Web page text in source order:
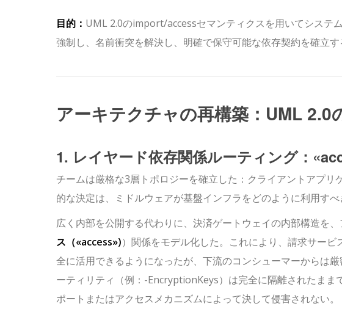
目的： UML 2.0のimport/accessセマンティクスを用いてシステ
強制し、名前衝突を解決し、明確で保守可能な依存契約を確立す
アーキテクチャの再構築：UML
1. レイヤード依存関係ルーティング：
チームは厳格な3層トポロジーを確立した： クライアントアプリ
的な決定は、ミドルウェアが基盤インフラをどのように利用すべ
広く内部を公開する代わりに、 決済ゲートウェイの内部構造を、
ス（«access»)）関係をモデル化した。これにより、 請求サービ
全に活用できるようになったが、下流のコンシューマーからは厳
ーティリティ（例： -EncryptionKeys）は完全に隔離されたまま
ポートまたはアクセスメカニズムによって決して侵害されない。